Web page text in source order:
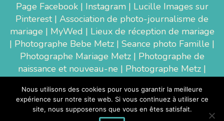
Page Facebook| Instagram| Lucille Images sur
Pinterest| Association de photo-journalisme de
mariage | MyWed | Lieux de réception de mariage
| Photographe Bebe Metz | Seance photo Famille |
Photographe Mariage Metz| Photographe de
naissance et nouveau-ne | Photographe Metz |
Luxembourg|Photographe Thionville|
Photographe d'entreprise Metz
Nous utilisons des cookies pour vous garantir la meilleure
expérience sur notre site web. Si vous continuez à utiliser ce
site, nous supposerons que vous en êtes satisfait.